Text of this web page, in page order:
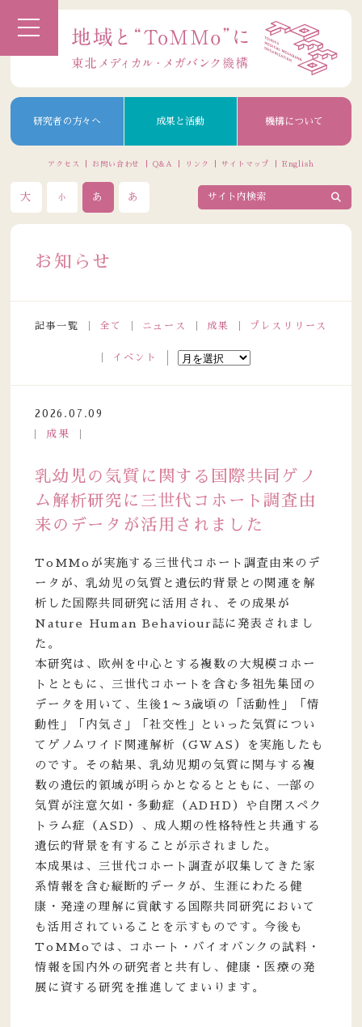
研究者の方々へ 成果と活動 機構について
アクセス お問い合わせ Q&A リンク サイトマップ English
大 小 あ あ
お知らせ
記事一覧 全て ニュース 成果 プレスリリース
イベント
2026.07.09
成果
乳幼児の気質に関する国際共同ゲノ
ム解析研究に三世代コホート調査由
来のデータが活用されました
ToMMoが実施する三世代コホート調査由来のデ
ータが、乳幼児の気質と遺伝的背景との関連を解
析した国際共同研究に活用され、その成果が
Nature Human Behaviour誌に発表されまし
た。
本研究は、欧州を中心とする複数の大規模コホー
トとともに、三世代コホートを含む多祖先集団の
データを用いて、生後1～3歳頃の「活動性」「情
動性」「内気さ」「社交性」といった気質につい
てゲノムワイド関連解析（GWAS）を実施したも
のです。その結果、乳幼児期の気質に関与する複
数の遺伝的領域が明らかとなるとともに、一部の
気質が注意欠如・多動症（ADHD）や自閉スペク
トラム症（ASD）、成人期の性格特性と共通する
遺伝的背景を有することが示されました。
本成果は、三世代コホート調査が収集してきた家
系情報を含む縦断的データが、生涯にわたる健
康・発達の理解に貢献する国際共同研究において
も活用されていることを示すものです。今後も
ToMMoでは、コホート・バイオバンクの試料・
情報を国内外の研究者と共有し、健康・医療の発
展に資する研究を推進してまいります。